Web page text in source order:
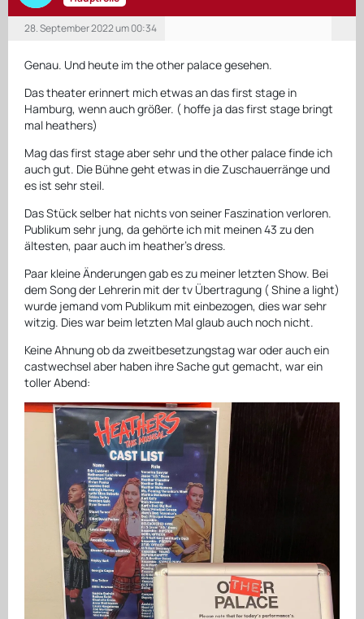
28. September 2022 um 00:34
Genau. Und heute im the other palace gesehen.
Das theater erinnert mich etwas an das first stage in
Hamburg, wenn auch größer. ( hoffe ja das first stage bringt
mal heathers)
Mag das first stage aber sehr und the other palace finde ich
auch gut. Die Bühne geht etwas in die Zuschauerränge und
es ist sehr steil.
Das Stück selber hat nichts von seiner Faszination verloren.
Publikum sehr jung, da gehörte ich mit meinen 43 zu den
ältesten, paar auch im heather’s dress.
Paar kleine Änderungen gab es zu meiner letzten Show. Bei
dem Song der Lehrerin mit der tv Übertragung ( Shine a light)
wurde jemand vom Publikum mit einbezogen, dies war sehr
witzig. Dies war beim letzten Mal glaub auch noch nicht.
Keine Ahnung ob da zweitbesetzungstag war oder auch ein
castwechsel aber haben ihre Sache gut gemacht, war ein
toller Abend: